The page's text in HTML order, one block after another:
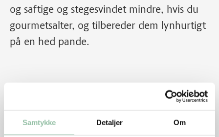
Samtykke Detaljer Om
og saftige og stegesvindet mindre, hvis du
gourmetsalter, og tilbereder dem lynhurtigt
på en hed pande.